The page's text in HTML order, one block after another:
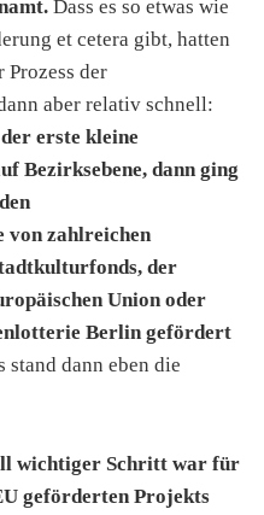
Dass es so etwas wie
et cetera gibt, hatten
der
aber relativ schnell:
erste kleine
Bezirksebene, dann ging
von zahlreichen
der
Union oder
Berlin gefördert
stand dann eben die
wichtiger Schritt war für
geförderten Projekts